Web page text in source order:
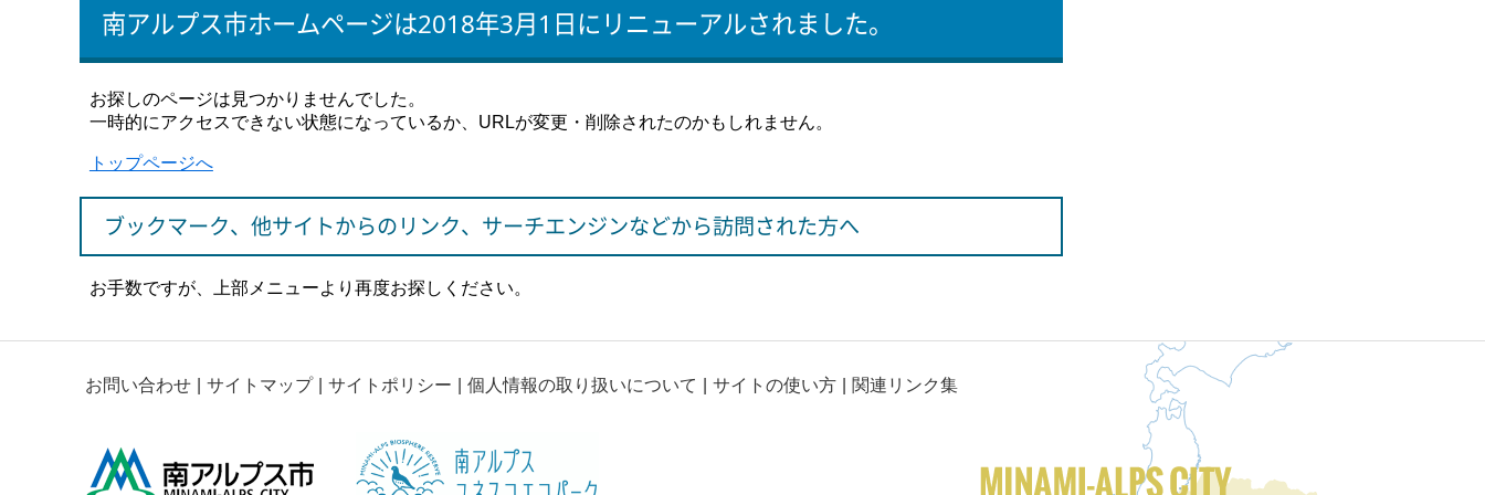
南アルプス市ホームページは2018年3月1日にリニューアルされました。
お探しのページは見つかりませんでした。
一時的にアクセスできない状態になっているか、URLが変更・削除されたのかもしれません。
トップページへ
ブックマーク、他サイトからのリンク、サーチエンジンなどから訪問された方へ
お手数ですが、上部メニューより再度お探しください。
お問い合わせ サイトマップ サイトポリシー 個人情報の取り扱いについて サイトの使い方 関連リンク集